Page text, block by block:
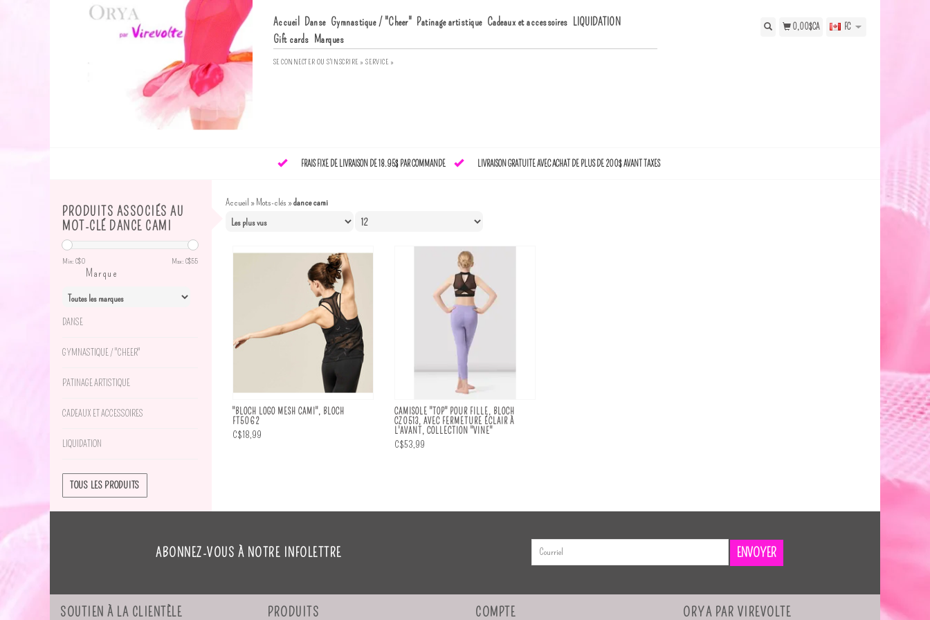
Accueil Danse Gymnastique / "Cheer" Patinage artistique Cadeaux et accessoires LIQUIDATION
Gift cards Marques
SE CONNECTER OUS'INSCRIRE » SERVICE »
0,00$CA FC
FRAIS FIXE DE LIVRAISON DE 18.95$ PAR COMMANDE LIVRAISON GRATUITE AVEC ACHAT DE PLUS DE 200$ AVANT TAXES
PRODUITS ASSOCIÉS AU
MOT-CLÉ DANCE CAMI
Min: C$0 Max: C$55
Marque
DANSE
GYMNASTIQUE / "CHEER"
PATINAGE ARTISTIQUE
CADEAUX ET ACCESSOIRES
LIQUIDATION
TOUS LES PRODUITS
Accueil »Mots-clés »dance cami
"BLOCH LOGO MESH CAMI", BLOCH
FT5062
C$18,99
CAMISOLE "TOP" POUR FILLE, BLOCH
CZ0513, AVEC FERMETURE ÉCLAIR À
L'AVANT, COLLECTION "VINE"
C$53,99
ABONNEZ-VOUS À NOTRE INFOLETTRE ENVOYER
SOUTIEN À LA CLIENTÈLE PRODUITS COMPTE ORYA PAR VIREVOLTE